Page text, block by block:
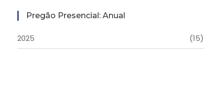
Pregão Presencial: Anual
2025 (15)